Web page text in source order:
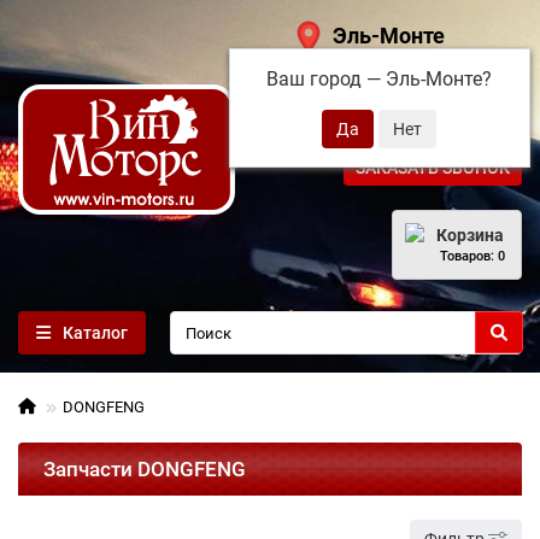
Эль-Монте
Ваш город — Эль-Монте?
+7 (495) 108-68-71
ЗАКАЗАТЬ ЗВОНОК
Корзина
Товаров: 0
Каталог
DONGFENG
Запчасти DONGFENG